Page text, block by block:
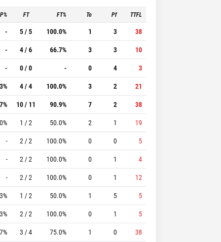
FT FT% To Pf TTFL
- 5 / 5 100.0% 1 3
38
-
4 / 6 66.7% 3 3
10
-
0 / 0 - 0 4
3
4 / 4 100.0% 3 2
21
10 / 11 90.9% 7 2
38
1 / 2 50.0% 2 1
19
-
2 / 2 100.0% 0 0
5
-
2 / 2 100.0% 0 1
4
-
2 / 2 100.0% 0 1
12
1 / 2 50.0% 1 5
5
2 / 2 100.0% 0 1
5
3 / 4 75.0% 1 0
38